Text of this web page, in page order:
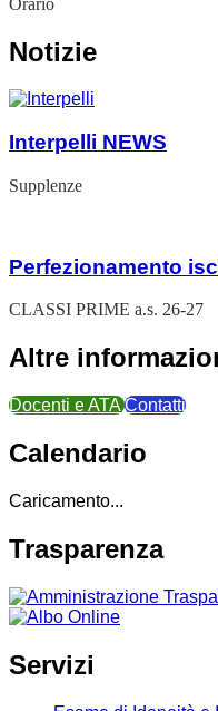
Notizie
Interpelli NEWS
Supplenze
Perfezionamento
CLASSI PRIME a.s. 26-27
Altre
Docenti e ATAContatti
Calendario
Caricamento...
Trasparenza
Servizi